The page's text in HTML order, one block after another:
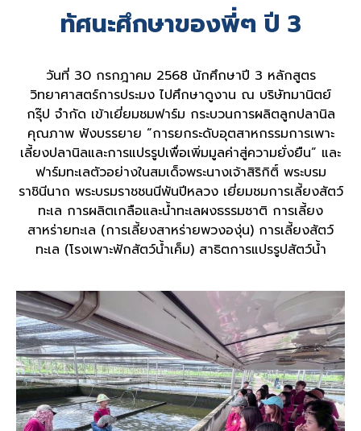
ทัศนะศึกษาของพี่ๆ ปี 3
วันที่ 30 กรกฎาคม 2568 นักศึกษาปี 3 หลักสูตร
วิทยาศาสตร์การประมง ไปศึกษาดูงาน ณ บริษัทมานิตย์
กรุ๊ป จำกัด เข้าเยี่ยมชมฟาร์ม กระบวนการผลิตลูกปลานิล
คุณภาพ ฟังบรรยาย “การยกระดับอุตสาหกรรมการเพาะ
เลี้ยงปลานิลและการแปรรูปเพื่อเพิ่มมูลค่าสู่ความยั่งยืน” และ
ฟาร์มทะเลตัวอย่างในสมเด็จพระนางเจ้าสิริกิติ์ พระบรม
ราชินีนาถ พระบรมราชชนนีพันปีหลวง เยี่ยมชมการเลี้ยงสัตว์
ทะเล การผลิตเกลือและน้ำทะเลผงธรรมชาติ การเลี้ยง
สาหร่ายทะเล (การเลี้ยงสาหร่ายพวงองุ่น) การเลี้ยงสัตว์
ทะเล (โรงเพาะฟักสัตว์น้ำเค็ม) สาธิตการแปรรูปสัตว์น้ำ